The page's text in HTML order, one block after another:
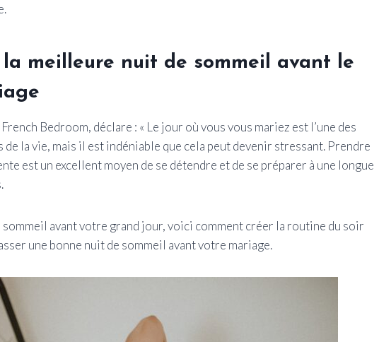
meilleure nuit de sommeil avant le
Bedroom, déclare : « Le jour où vous vous mariez est l’une des
la vie, mais il est indéniable que cela peut devenir stressant. Prendre
est un excellent moyen de se détendre et de se préparer à une longue
avant votre grand jour, voici comment créer la routine du soir
une bonne nuit de sommeil avant votre mariage.